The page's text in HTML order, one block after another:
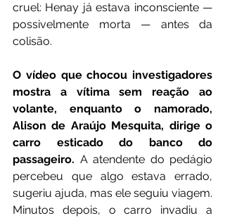
cruel: Henay já estava inconsciente —
possivelmente morta — antes da
colisão.
O vídeo que chocou investigadores
mostra a vítima sem reação ao
volante, enquanto o namorado,
Alison de Araújo Mesquita, dirige o
carro esticado do banco do
passageiro. A atendente do pedágio
percebeu que algo estava errado,
sugeriu ajuda, mas ele seguiu viagem.
Minutos depois, o carro invadiu a